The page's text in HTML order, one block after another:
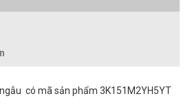
có mã sản phẩm 3K151M2YH5YT